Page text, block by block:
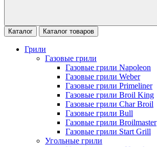
Каталог Каталог товаров
Грили
Газовые грили
Газовые грили Napoleon
Газовые грили Weber
Газовые грили Primeliner
Газовые грили Broil King
Газовые грили Char Broil
Газовые грили Bull
Газовые грили Broilmaster
Газовые грили Start Grill
Угольные грили